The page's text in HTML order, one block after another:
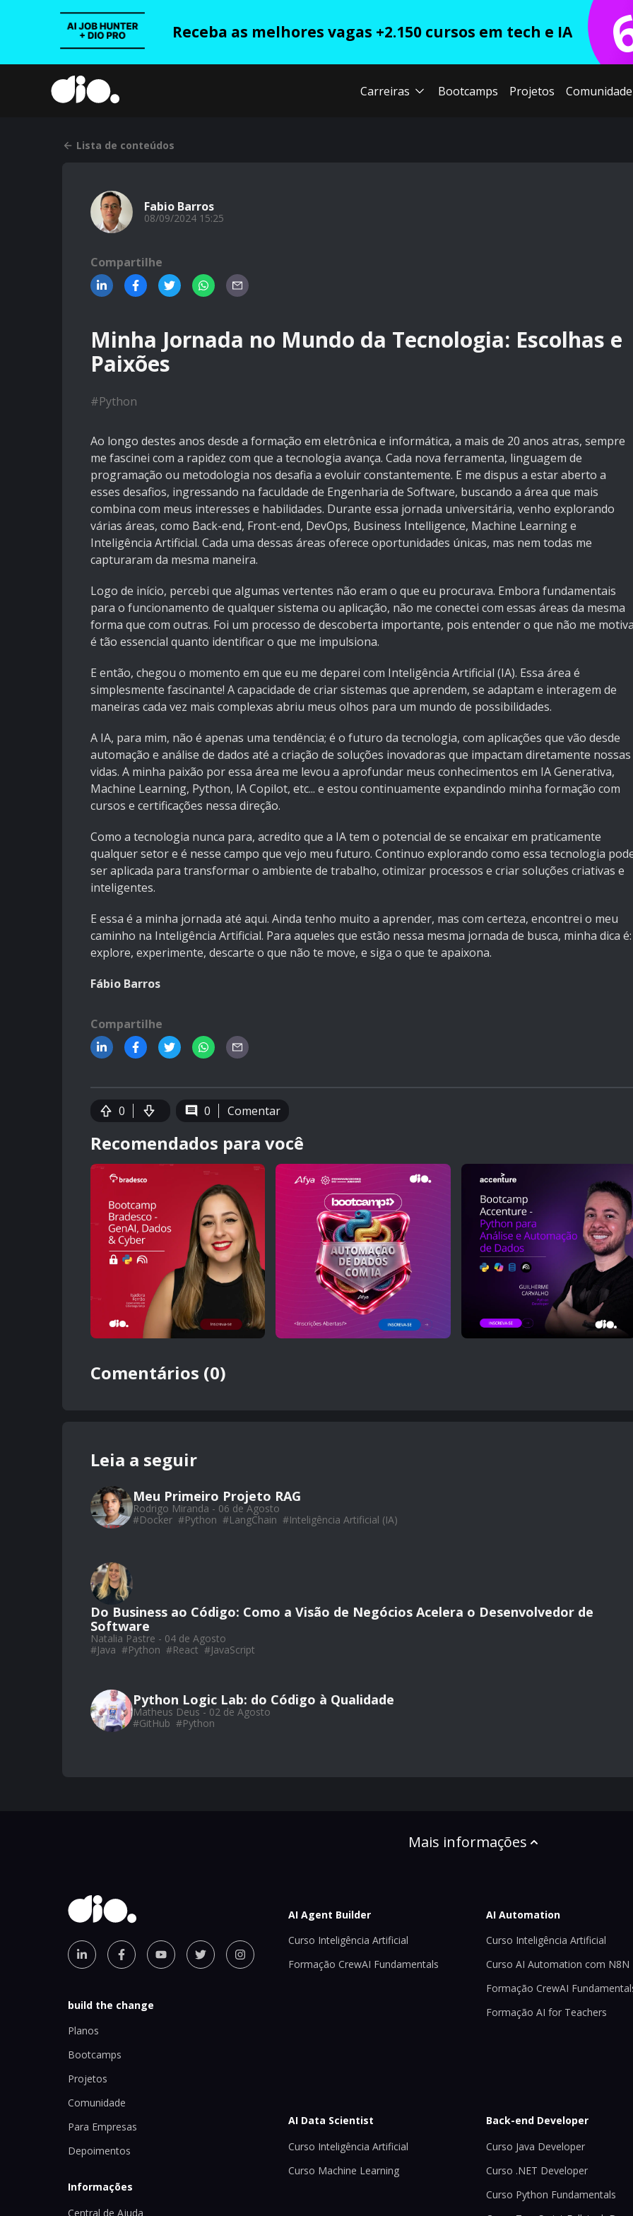
Receba as melhores vagas +2.150 cursos em tech e IA
Carreiras Bootcamps Projetos Comunidade
Lista de conteúdos
Fabio Barros
08/09/2024 15:25
Compartilhe
Minha Jornada no Mundo da Tecnologia: Escolhas e
Paixões
#Python
Ao longo destes anos desde a formação em eletrônica e informática, a mais de 20 anos atras, sempre
me fascinei com a rapidez com que a tecnologia avança. Cada nova ferramenta, linguagem de
programação ou metodologia nos desafia a evoluir constantemente. E me dispus a estar aberto a
esses desafios, ingressando na faculdade de Engenharia de Software, buscando a área que mais
combina com meus interesses e habilidades. Durante essa jornada universitária, venho explorando
várias áreas, como Back-end, Front-end, DevOps, Business Intelligence, Machine Learning e
Inteligência Artificial. Cada uma dessas áreas oferece oportunidades únicas, mas nem todas me
capturaram da mesma maneira.
Logo de início, percebi que algumas vertentes não eram o que eu procurava. Embora fundamentais
para o funcionamento de qualquer sistema ou aplicação, não me conectei com essas áreas da mesma
forma que com outras. Foi um processo de descoberta importante, pois entender o que não me
é tão essencial quanto identificar o que me impulsiona.
E então, chegou o momento em que eu me deparei com Inteligência Artificial (IA). Essa área é
simplesmente fascinante! A capacidade de criar sistemas que aprendem, se adaptam e interagem de
maneiras cada vez mais complexas abriu meus olhos para um mundo de possibilidades.
A IA, para mim, não é apenas uma tendência; é o futuro da tecnologia, com aplicações que vão desde
automação e análise de dados até a criação de soluções inovadoras que impactam diretamente nossas
vidas. A minha paixão por essa área me levou a aprofundar meus conhecimentos em IA Generativa,
Machine Learning, Python, IA Copilot, etc... e estou continuamente expandindo minha formação com
cursos e certificações nessa direção.
Como a tecnologia nunca para, acredito que a IA tem o potencial de se encaixar em praticamente
qualquer setor e é nesse campo que vejo meu futuro. Continuo explorando como essa tecnologia
ser aplicada para transformar o ambiente de trabalho, otimizar processos e criar soluções criativas e
inteligentes.
E essa é a minha jornada até aqui. Ainda tenho muito a aprender, mas com certeza, encontrei o meu
caminho na Inteligência Artificial. Para aqueles que estão nessa mesma jornada de busca, minha dica é:
explore, experimente, descarte o que não te move, e siga o que te apaixona.
Fábio Barros
Compartilhe
0 0 Comentar
Recomendados para você
Comentários (0)
Leia a seguir
Meu Primeiro Projeto RAG
Rodrigo Miranda - 06 de Agosto
#Docker #Python #LangChain #Inteligência Artificial (IA)
Do Business ao Código: Como a Visão de Negócios Acelera o Desenvolvedor de
Software
Natalia Pastre - 04 de Agosto
#Java #Python #React #JavaScript
Python Logic Lab: do Código à Qualidade
Matheus Deus - 02 de Agosto
#GitHub #Python
Mais informações
build the change
Planos
Bootcamps
Projetos
Comunidade
Para Empresas
Depoimentos
Informações
Central de Ajuda
AI Agent Builder
Curso Inteligência Artificial
Formação CrewAI Fundamentals
AI Automation
Curso Inteligência Artificial
Curso AI Automation com N8N
Formação CrewAI
Formação AI for Teachers
AI Data Scientist
Curso Inteligência Artificial
Curso Machine Learning
Back-end Developer
Curso Java Developer
Curso .NET Developer
Curso Python Fundamentals